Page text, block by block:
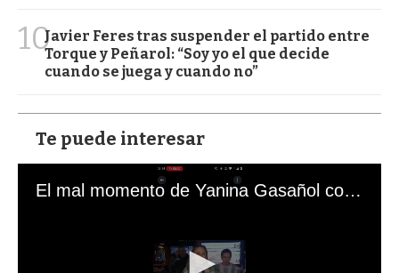
10Javier Feres tras suspender el partido entre
Torque y Peñarol: “Soy yo el que decide
cuando se juega y cuando no”
Te puede interesar
El mal momento de Yanina Gasañol con un hincha argentino en "Subrayado"